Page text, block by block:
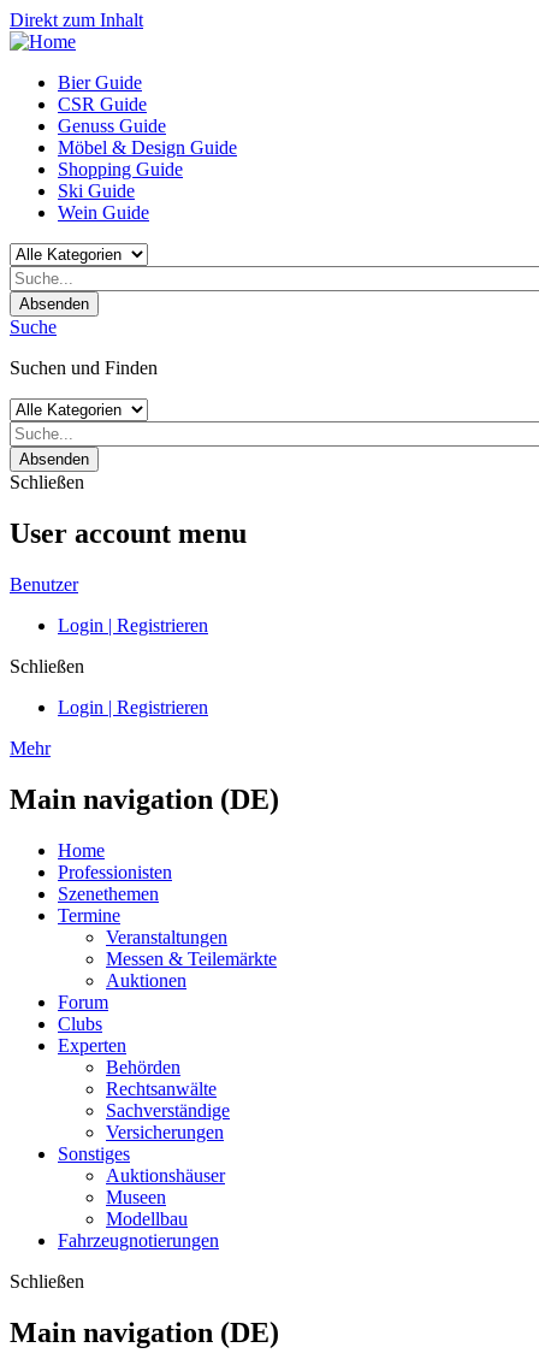
Direkt zum Inhalt
Bier Guide
CSR Guide
Genuss Guide
Möbel & Design Guide
Shopping Guide
Ski Guide
Wein Guide
Absenden
Suche
Suchen und Finden
Absenden
Schließen
User account menu
Benutzer
Login | Registrieren
Schließen
Login | Registrieren
Mehr
Main navigation (DE)
Home
Professionisten
Szenethemen
Termine
Veranstaltungen
Messen & Teilemärkte
Auktionen
Forum
Clubs
Experten
Behörden
Rechtsanwälte
Sachverständige
Versicherungen
Sonstiges
Auktionshäuser
Museen
Modellbau
Fahrzeugnotierungen
Schließen
Main navigation (DE)